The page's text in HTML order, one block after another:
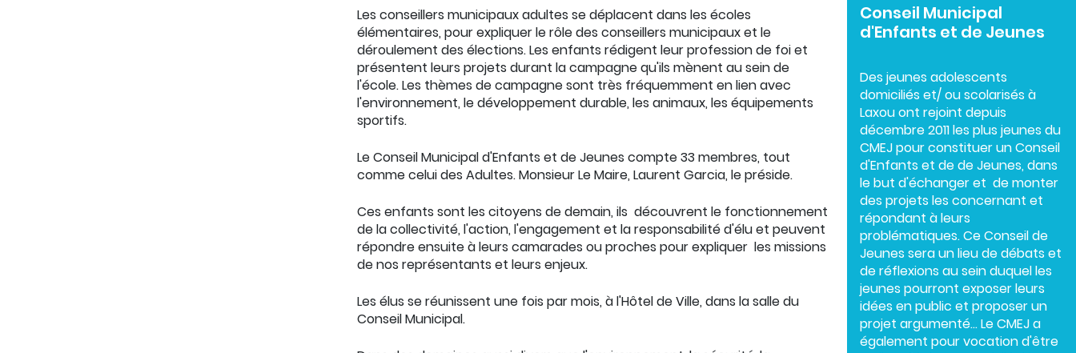
Les conseillers municipaux adultes se déplacent dans les écoles
élémentaires, pour expliquer le rôle des conseillers municipaux et le
déroulement des élections. Les enfants rédigent leur profession de foi et
présentent leurs projets durant la campagne qu'ils mènent au sein de
l'école. Les thèmes de campagne sont très fréquemment en lien avec
l'environnement, le développement durable, les animaux, les équipements
sportifs.
Le Conseil Municipal d'Enfants et de Jeunes compte 33 membres, tout
comme celui des Adultes. Monsieur Le Maire, Laurent Garcia, le préside.
Ces enfants sont les citoyens de demain, ils découvrent le fonctionnement
de la collectivité, l'action, l'engagement et la responsabilité d'élu et peuvent
répondre ensuite à leurs camarades ou proches pour expliquer les missions
de nos représentants et leurs enjeux.
Les élus se réunissent une fois par mois, à l'Hôtel de Ville, dans la salle du
Conseil Municipal.
Conseil Municipal
d'Enfants et de Jeunes
Des jeunes adolescents
domiciliés et/ ou scolarisés à
Laxou ont rejoint depuis
décembre 2011 les plus jeunes du
CMEJ pour constituer un Conseil
d'Enfants et de de Jeunes, dans
le but d'échanger et de monter
des projets les concernant et
répondant à leurs
problématiques. Ce Conseil de
Jeunes sera un lieu de débats et
de réflexions au sein duquel les
jeunes pourront exposer leurs
idées en public et proposer un
projet argumenté… Le CMEJ a
également pour vocation d'être